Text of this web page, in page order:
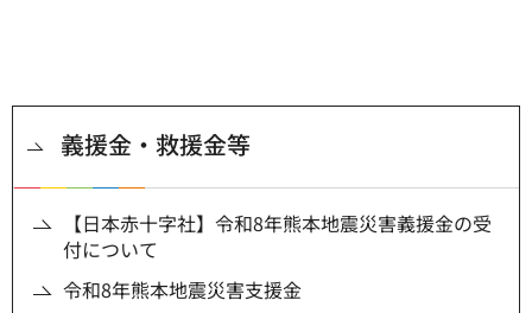
義援金・救援金等
【日本赤十字社】令和8年熊本地震災害義援金の受
付について
令和8年熊本地震災害支援金